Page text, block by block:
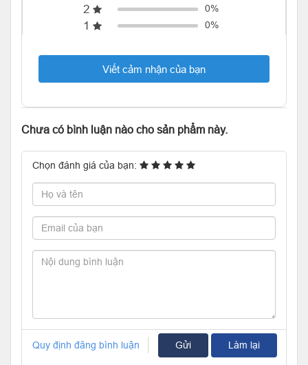
2 0%
1 0%
Viết cảm nhận của bạn
Chưa có bình luận nào cho sản phẩm này.
Chọn đánh giá của bạn:
Quy định đăng bình luận Gửi Làm lại